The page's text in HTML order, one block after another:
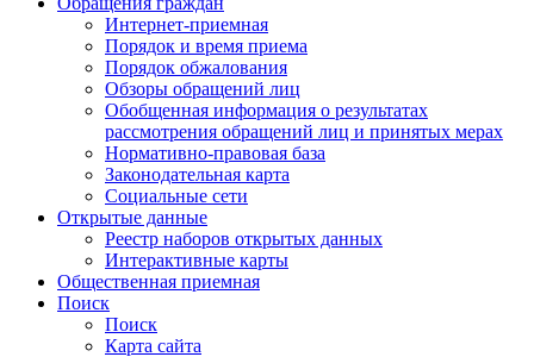
Интернет-приемная
Порядок и время приема
Порядок обжалования
Обзоры обращений лиц
Обобщенная информация о результатах
рассмотрения обращений лиц и принятых мерах
Нормативно-правовая база
Законодательная карта
Социальные сети
Открытые данные
Реестр наборов открытых данных
Интерактивные карты
Общественная приемная
Поиск
Поиск
Карта сайта